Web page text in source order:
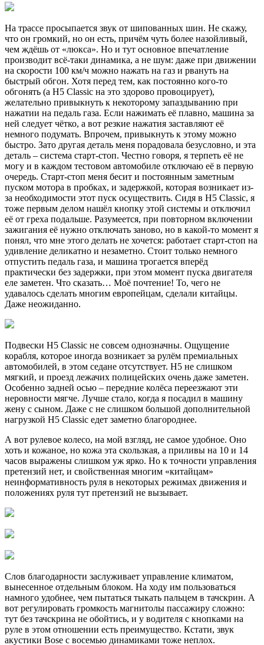
На трассе просыпается звук от шипованных шин. Не скажу,
что он громкий, но он есть, причём чуть более назойливый,
чем ждёшь от «люкса». Но и тут основное впечатление
производит всё-таки динамика, а не шум: даже при движении
на скорости 100 км/ч можно нажать на газ и рвануть на
быстрый обгон. Хотя перед тем, как постоянно кого-то
обгонять (а Н5 Classic на это здорово провоцирует),
желательно привыкнуть к некоторому запаздыванию при
нажатии на педаль газа. Если нажимать её плавно, машина за
ней следует чётко, а вот резкие нажатия заставляют её
немного подумать. Впрочем, привыкнуть к этому можно
быстро. Зато другая деталь меня порадовала безусловно, и эта
деталь – система старт-стоп. Честно говоря, я терпеть её не
могу и в каждом тестовом автомобиле отключаю её в первую
очередь. Старт-стоп меня бесит и постоянным заметным
пуском мотора в пробках, и задержкой, которая возникает из-
за необходимости этот пуск осуществить. Сидя в Н5 Classic, я
тоже первым делом нашёл кнопку этой системы и отключил
её от греха подальше. Разумеется, при повторном включении
зажигания её нужно отключать заново, но в какой-то момент я
понял, что мне этого делать не хочется: работает старт-стоп на
удивление деликатно и незаметно. Стоит только немного
отпустить педаль газа, и машина трогается вперёд
практически без задержки, при этом момент пуска двигателя
еле заметен. Что сказать… Моё почтение! То, чего не
удавалось сделать многим европейцам, сделали китайцы.
Даже неожиданно.
Подвески Н5 Classic не совсем однозначны. Ощущение
корабля, которое иногда возникает за рулём премиальных
автомобилей, в этом седане отсутствует. Н5 не слишком
мягкий, и проезд лежачих полицейских очень даже заметен.
Особенно задней осью – передние колёса переезжают эти
неровности мягче. Лучше стало, когда я посадил в машину
жену с сыном. Даже с не слишком большой дополнительной
нагрузкой Н5 Classic едет заметно благороднее.
А вот рулевое колесо, на мой взгляд, не самое удобное. Оно
хоть и кожаное, но кожа эта скользкая, а приливы на 10 и 14
часов выражены слишком уж ярко. Но к точности управления
претензий нет, и свойственная многим «китайцам»
неинформативность руля в некоторых режимах движения и
положениях руля тут претензий не вызывает.
Слов благодарности заслуживает управление климатом,
вынесенное отдельным блоком. На ходу им пользоваться
намного удобнее, чем пытаться тыкать пальцем в тачскрин. А
вот регулировать громкость магнитолы пассажиру сложно:
тут без тачскрина не обойтись, и у водителя с кнопками на
руле в этом отношении есть преимущество. Кстати, звук
акустики Bose с восемью динамиками тоже неплох.